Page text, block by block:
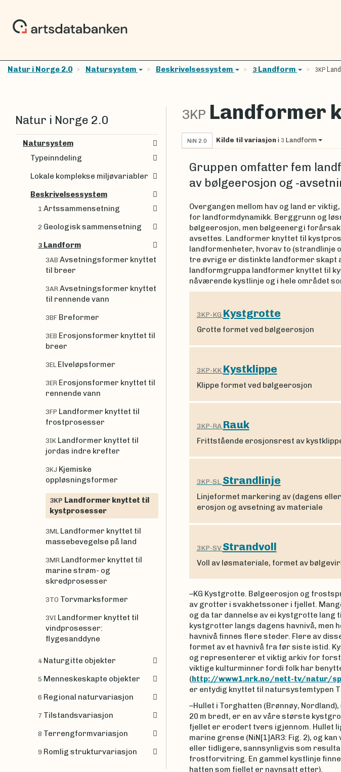
Natur i Norge 2.0 Natursystem Beskrivelsessystem 3 Landform 3KP
3KP Landformer
NiN 2.0 Kilde til variasjon i 3 Landform
Gruppen omfatter fem
av bølgeerosjon og -
Overgangen mellom hav og land er
for landformdynamikk. Berggrunn og
bølgeerosjon, men bølgeenergi
avsettes. Landformer knyttet til
landformenheter, hvorav to (strandlinje
tre øvrige er distinkte landformer skapt
landformgruppa landformer knyttet til
nåværende kystlinje og i hele området
3KP-KG Kystgrotte
Grotte formet ved bølgeerosjon
3KP-KK Kystklippe
Klippe formet ved bølgeerosjon
3KP-RA Rauk
Frittstående erosjonsrest av
3KP-SL Strandlinje
Linjeformet markering av (dagens
erosjon og avsetning av materiale
3KP-SV Strandvoll
Voll av løsmateriale, formet av
–KG Kystgrotte. Bølgeerosjon og
av grotter i svakhetssoner i fjellet.
og da tar dannelse av ei kystgrotte lang
kystgrotter langs dagens havnivå, men
havnivå finnes flere steder. Flere av
formet av et havnivå fra før siste istid.
og representerer et viktig arkiv for
viktige kulturminner fordi folk har
(http://www1.nrk.no/nett-tv/natur/
er entydig knyttet til natursystemtypen
–Hullet i Torghatten (Brønnøy,
20 m bredt, er en av våre største
fjellet er erodert tvers igjennom. Hullet
marine grense (NiN[1]AR3: Fig. 2), og
eller tidligere, sannsynligvis som
frostforvitring. En gammel kystlinje
hatten som fjellet er navnsatt etter).
Natur i Norge 2.0
Natursystem
Typeinndeling
Lokale komplekse miljøvariabler
Beskrivelsessystem
1 Artssammensetning
2 Geologisk sammensetning
3 Landform
3AB Avsetningsformer knyttet
til breer
3AR Avsetningsformer knyttet
til rennende vann
3BF Breformer
3EB Erosjonsformer knyttet til
breer
3EL Elveløpsformer
3ER Erosjonsformer knyttet til
rennende vann
3FP Landformer knyttet til
frostprosesser
3IK Landformer knyttet til
jordas indre krefter
3KJ Kjemiske
oppløsningsformer
3KP Landformer knyttet til
kystprosesser
3ML Landformer knyttet til
massebevegelse på land
3MR Landformer knyttet til
marine strøm- og
skredprosesser
3TO Torvmarksformer
3VI Landformer knyttet til
vindprosesser:
flygesanddyne
4 Naturgitte objekter
5 Menneskeskapte objekter
6 Regional naturvariasjon
7 Tilstandsvariasjon
8 Terrengformvariasjon
9 Romlig strukturvariasjon